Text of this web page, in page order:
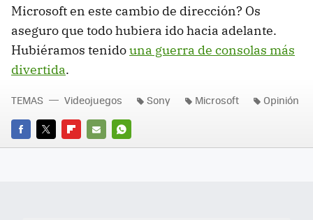
Microsoft en este cambio de dirección? Os
aseguro que todo hubiera ido hacia adelante.
Hubiéramos tenidouna guerra de consolas más
divertida.
FACEBOOK
TWITTERFLIPBOARD
E-
WHATSAPP
TEMAS Videojuegos Sony Microsoft Opinión